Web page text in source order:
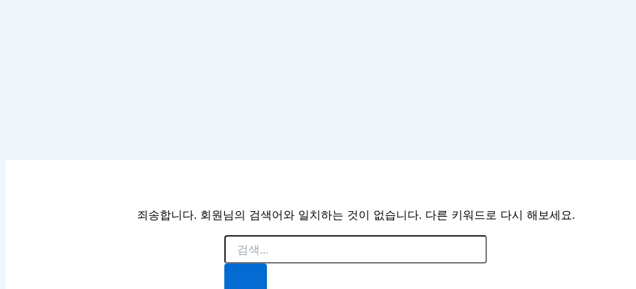
죄송합니다. 회원님의 검색어와 일치하는 것이 없습니다. 다른 키워드로 다시 해보세요.